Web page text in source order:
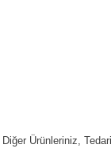
Ürünleriniz,